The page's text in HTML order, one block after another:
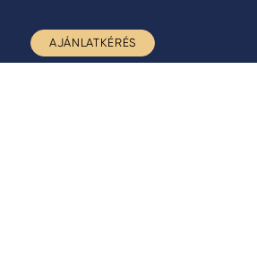
AJÁNLATKÉRÉS